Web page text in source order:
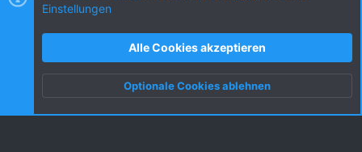
Nutzungsbedingungen
Datenschutz
S
Oben Unten
Einstellungen
Alle Cookies akzeptieren
Optionale Cookies ablehnen